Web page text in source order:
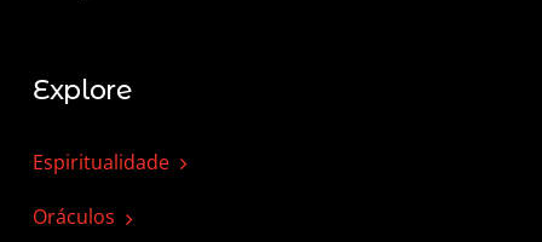
Explore
Espiritualidade
Oráculos